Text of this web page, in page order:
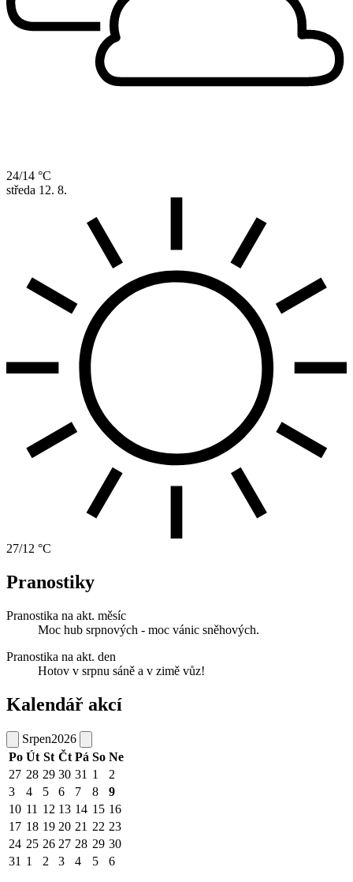
24/14 °C
středa 12. 8.
27/12 °C
Pranostiky
Pranostika na akt. měsíc
Moc hub srpnových - moc vánic sněhových.
Pranostika na akt. den
Hotov v srpnu sáně a v zimě vůz!
Kalendář akcí
Srpen2026
Po Út St Čt Pá So Ne
27 28 29 30 31 1
2
3
4 5 6 7 8
9
10 11 12 13 14 15 16
17 18 19 20 21 22 23
24 25 26 27 28 29 30
31 1 2 3 4 5 6